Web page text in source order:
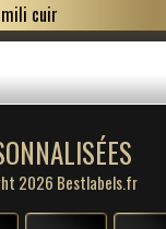
cuir
2026 Bestlabels.fr